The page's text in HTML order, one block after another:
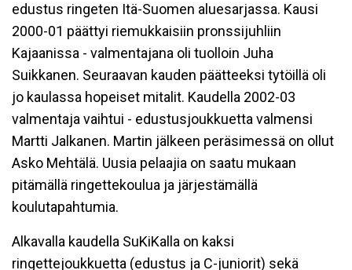
edustus ringeten Itä-Suomen aluesarjassa. Kausi
2000-01 päättyi riemukkaisiin pronssijuhliin
Kajaanissa - valmentajana oli tuolloin Juha
Suikkanen. Seuraavan kauden päätteeksi tytöillä oli
jo kaulassa hopeiset mitalit. Kaudella 2002-03
valmentaja vaihtui - edustusjoukkuetta valmensi
Martti Jalkanen. Martin jälkeen peräsimessä on ollut
Asko Mehtälä. Uusia pelaajia on saatu mukaan
pitämällä ringettekoulua ja järjestämällä
koulutapahtumia.
Alkavalla kaudella SuKiKalla on kaksi
ringettejoukkuetta (edustus ja C-juniorit) sekä